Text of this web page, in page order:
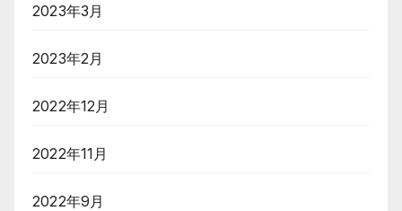
2023年3月
2023年2月
2022年12月
2022年11月
2022年9月